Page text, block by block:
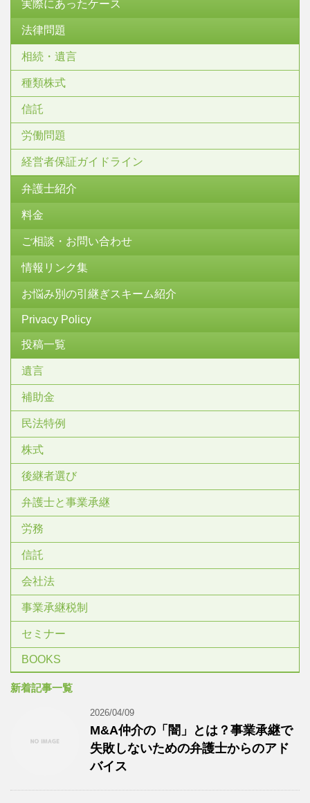
実際にあったケース
法律問題
相続・遺言
種類株式
信託
労働問題
経営者保証ガイドライン
弁護士紹介
料金
ご相談・お問い合わせ
情報リンク集
お悩み別の引継ぎスキーム紹介
Privacy Policy
投稿一覧
遺言
補助金
民法特例
株式
後継者選び
弁護士と事業承継
労務
信託
会社法
事業承継税制
セミナー
BOOKS
新着記事一覧
2026/04/09
M&A仲介の「闇」とは？事業承継で
失敗しないための弁護士からのアド
バイス